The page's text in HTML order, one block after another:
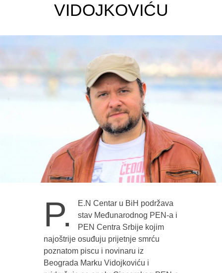
VIDOJKOVIĆU
P.
E.N Centar u BiH podržava
stav Međunarodnog PEN-a i
PEN Centra Srbije kojim
najoštrije osuđuju prijetnje smrću
poznatom piscu i novinaru iz
Beograda Marku Vidojkoviću i